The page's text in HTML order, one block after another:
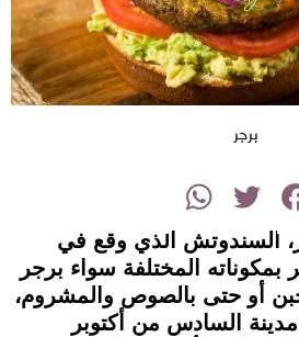
برجر
Twitter
WhatsApp
السندوتش الذي وقع في
بمكوناته المختلفة سواء برجر
أو حتى بالصوص والمشروم،
السادس من أكتوبر